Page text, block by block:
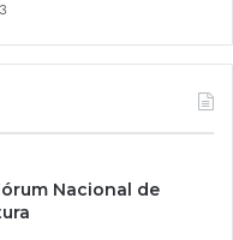
Nacional de